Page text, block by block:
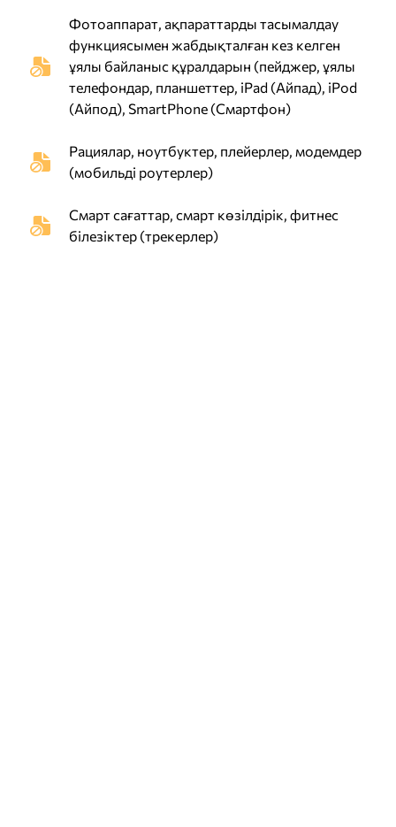
Фотоаппарат, ақпараттарды тасымалдау
функциясымен жабдықталған кез келген
ұялы байланыс құралдарын (пейджер, ұялы
телефондар, планшеттер, iPad (Айпад), iPod
(Айпод), SmartPhone (Смартфон)
Рациялар, ноутбуктер, плейерлер, модемдер
(мобильді роутерлер)
Смарт сағаттар, смарт көзілдірік, фитнес
білезіктер (трекерлер)